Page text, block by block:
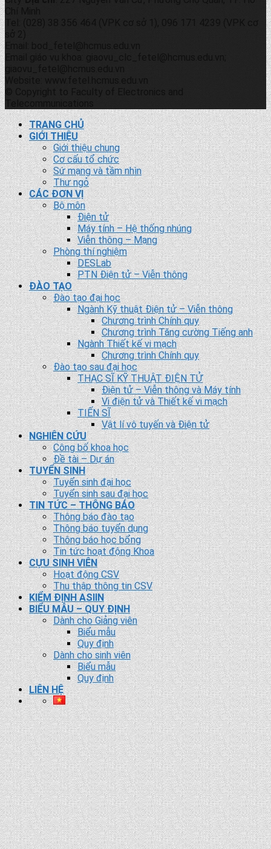
Chí Minh
Tel: (028) 38 356 464 (VPK cơ sở 1), 096 171 4239 (VPK cơ
sở 2)
Email: bod_fetel@hcmus.edu.vn
Email giáo vụ khoa: giaovu_clc_fetel@hcmus.edu.vn;
giaovu_fetel@hcmus.edu.vn
Website: www.fetel.hcmus.edu.vn
© Copyright to Faculty of Electronics and
Telecommunications
TRANG CHỦ
GIỚI THIỆU
Giới thiệu chung
Cơ cấu tổ chức
Sứ mạng và tầm nhìn
Thư ngỏ
CÁC ĐƠN VỊ
Bộ môn
Điện tử
Máy tính – Hệ thống nhúng
Viễn thông – Mạng
Phòng thí nghiệm
DESLab
PTN Điện tử – Viễn thông
ĐÀO TẠO
Đào tạo đại học
Ngành Kỹ thuật Điện tử – Viễn thông
Chương trình Chính quy
Chương trình Tăng cường Tiếng anh
Ngành Thiết kế vi mạch
Chương trình Chính quy
Đào tạo sau đại học
THẠC SĨ KỸ THUẬT ĐIỆN TỬ
Điện tử – Viễn thông và Máy tính
Vi điện tử và Thiết kế vi mạch
TIẾN SĨ
Vật lí vô tuyến và Điện tử
NGHIÊN CỨU
Công bố khoa học
Đề tài – Dự án
TUYỂN SINH
Tuyển sinh đại học
Tuyển sinh sau đại học
TIN TỨC – THÔNG BÁO
Thông báo đào tạo
Thông báo tuyển dụng
Thông báo học bổng
Tin tức hoạt động Khoa
CỰU SINH VIÊN
Hoạt động CSV
Thu thập thông tin CSV
KIỂM ĐỊNH ASIIN
BIỂU MẪU – QUY ĐỊNH
Dành cho Giảng viên
Biểu mẫu
Quy định
Dành cho sinh viên
Biểu mẫu
Quy định
LIÊN HỆ